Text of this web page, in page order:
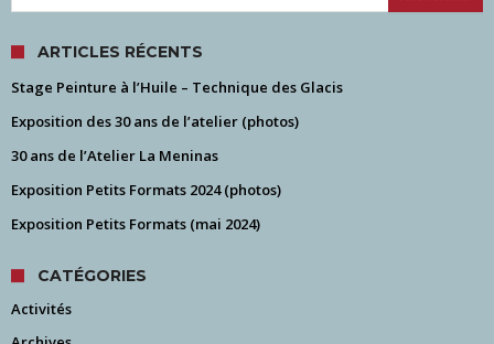
ARTICLES RÉCENTS
Stage Peinture à l’Huile – Technique des Glacis
Exposition des 30 ans de l’atelier (photos)
30 ans de l’Atelier La Meninas
Exposition Petits Formats 2024 (photos)
Exposition Petits Formats (mai 2024)
CATÉGORIES
Activités